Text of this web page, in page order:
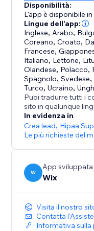
Precedentemente
Smart Chat è stata
manuale dal vivo ed
Disponibilità:
L'app è disponibile
Lingue dell'app:
Inglese, Arabo,
Coreano,Croato,
Francese,
Italiano, Lettone,
Olandese, Polacco,
Spagnolo,Svedese,
Turco,Ucraino,
Puoi tradurre tutti i
sito in qualunque
In evidenza in
Crea lead, Hipaa
Le più richieste del
W
App sviluppata
Wix
Visita il nostro
Contatta
Informativa sulla